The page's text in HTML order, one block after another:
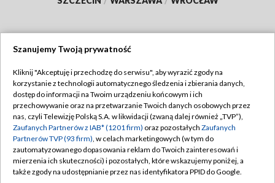
TVP
Abonament TVP
Emisja w TVP
Centrum informacji TVP
Naziemna Telewizja Cyfrowa
Regulamin TVP
Polityka prywatności
Moje zgody
Pomoc
Szanujemy Twoją prywatność
Kliknij "Akceptuję i przechodzę do serwisu", aby wyrazić zgody na
korzystanie z technologii automatycznego śledzenia i zbierania danych,
dostęp do informacji na Twoim urządzeniu końcowym i ich
przechowywanie oraz na przetwarzanie Twoich danych osobowych przez
nas, czyli Telewizję Polską S.A. w likwidacji (zwaną dalej również „TVP”),
Zaufanych Partnerów z IAB* (1201 firm) oraz pozostałych Zaufanych
Partnerów TVP (93 firm), w celach marketingowych (w tym do
zautomatyzowanego dopasowania reklam do Twoich zainteresowań i
mierzenia ich skuteczności) i pozostałych, które wskazujemy poniżej, a
także zgody na udostępnianie przez nas identyfikatora PPID do Google.